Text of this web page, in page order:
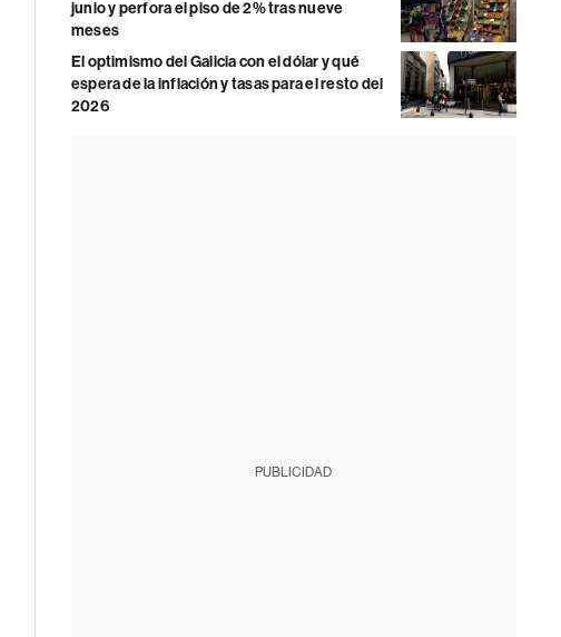
junio y perfora el piso de 2% tras nueve
meses
El optimismo del Galicia con el dólar y qué
espera de la inflación y tasas para el resto del
2026
PUBLICIDAD